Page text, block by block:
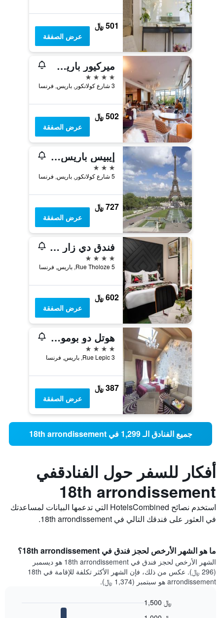
501 ﷼
عرض الصفقة
ميركيور باريس مونمارتر ساكريه كور
4 نجوم
3 شارع كولانكور, باريس, فرنسا
502 ﷼
عرض الصفقة
إيبيس باريس مونتمارتر ساكري كويور
3 نجوم
5 شارع كولانكور, باريس, فرنسا
727 ﷼
عرض الصفقة
فندق دي زار مونتمارتر
4 نجوم
5 Rue Tholoze, باريس, فرنسا
602 ﷼
عرض الصفقة
هوتل دو بومونت
4 نجوم
3 Rue Lepic, باريس, فرنسا
387 ﷼
عرض الصفقة
جميع الفنادق الـ 1,299 في 18th arrondissement
أفكار للسفر حول الفنادقفي
18th arrondissement
استخدم نصائح HotelsCombined التي تدعمها البيانات لمساعدتك
في العثور على فندقك التالي في 18th arrondissement.
ما هو الشهر الأرخص لحجز فندق في 18th arrondissement؟
الشهر الأرخص لحجز فندق في 18th arrondissement هو ديسمبر
(296 ﷼). عكس من ذلك، فإن الشهر الأكثر تكلفة للإقامة في 18th
arrondissement هو سبتمبر (1,374 ﷼).
1,500 ﷼